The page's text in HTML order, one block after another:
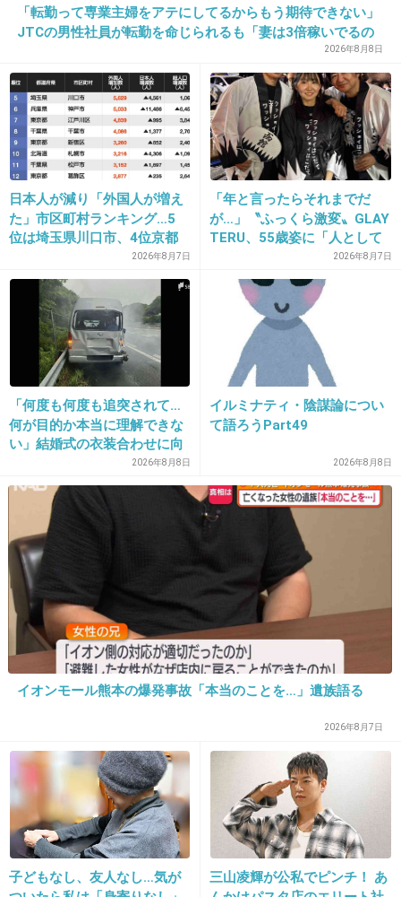
台本も覚えずカンペ見まくりのタレントって仕
事をなんだと思ってんの？て思う
仕事なんだから台本覚えたりするの当たり前で
しょ
+149 -16
25. 匿名2014/04/23(水) 16:02:18
へぇ 〜
26. 匿名2014/04/23(水) 16:02:37
ローラー好きだけど淳が言うとウソっぽい
+54 -42
27. 匿名
不思議な能力？どこが？計算高いだけでしょロ
ーラは
+133
真っ黒なローラを起用する番組がまだあったこ
とに驚き！
しかもMCで
+140 -37
「転勤って専業主婦をアテにしてるからもう期待できない」
JTCの男性社員が転勤を命じられるも「妻は3倍稼いでるの
で、それなら辞める」と言ったら、転勤がなくなった2026年8月8日
日本人が減り「外国人が増え
た」市区町村ランキング…5
位は埼玉県川口市、4位京都
市、ではトップ3は？2026年8月7日
「年と言ったらそれまでだ
が…」〝ふっくら激変〟GLAY
TERU、55歳姿に「人として
好きすぎる」「TERUさんに
は見えない」「分からなかっ
2026年8月7日
「何度も何度も追突されて…
何が目的か本当に理解できな
い」結婚式の衣装合わせに向
かっていた夫婦が直面した
「死の恐怖」東名高速で続い
た約1.7キロの追突＝静岡
2026年8月8日
イルミナティ・陰謀論につい
て語ろうPart49
2026年8月8日
イオンモール熊本の爆発事故「本当のことを…」遺族語る
2026年8月7日
子どもなし、友人なし…気が
三山凌輝が公私でピンチ！ あ